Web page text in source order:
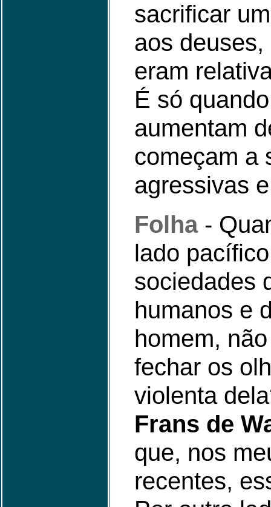
sacrificar
aos
eram
É só
aumentam
começam a
agressivas
Folha-
lado
sociedades
humanos e
homem,
fechar os
violenta
Frans de
que, nos
recentes,